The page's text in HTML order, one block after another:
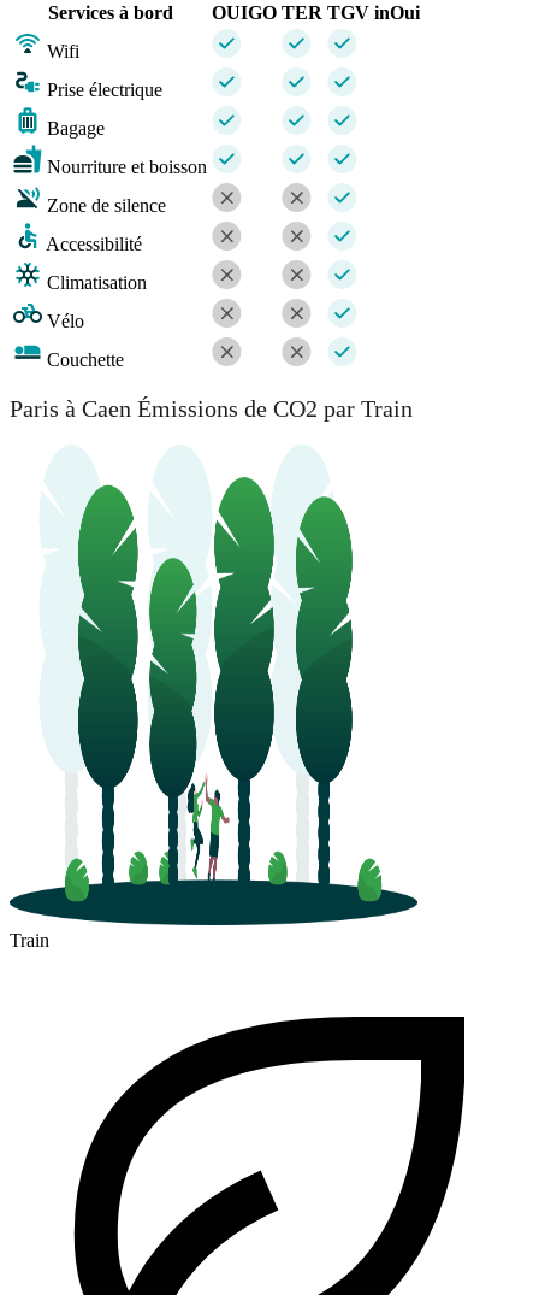
Services à bord
OUIGO TER TGV inOui
Wifi
Prise électrique
Bagage
Nourriture et boisson
Zone de silence
Accessibilité
Climatisation
Vélo
Couchette
Paris à Caen Émissions de CO2 par Train
Train